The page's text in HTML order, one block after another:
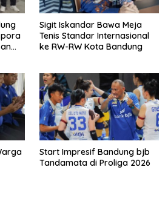
Sigit Iskandar Bawa Meja
Tenis Standar Internasional
ke RW-RW Kota Bandung
Start Impresif Bandung bjb
Tandamata di Proliga 2026